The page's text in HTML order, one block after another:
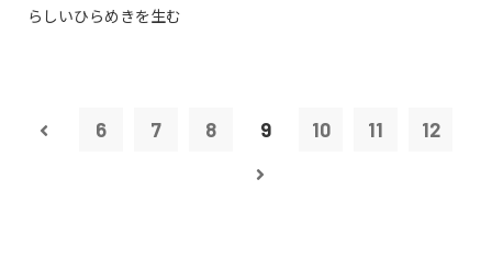
らしいひらめきを生む
6 7 8 9 10 11 12